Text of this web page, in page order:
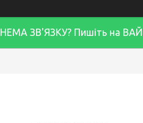
НЕМА ЗВ'ЯЗКУ? Пишіть на